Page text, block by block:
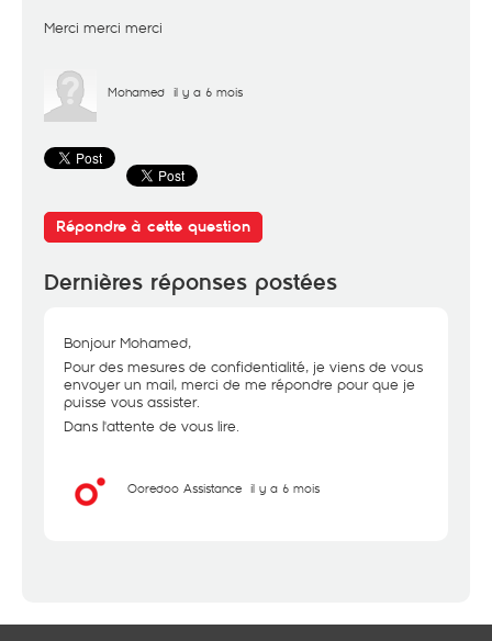
Merci merci merci
Mohamed il y a 6 mois
Répondre à cette question
Dernières réponses postées
Bonjour Mohamed,
Pour des mesures de confidentialité, je viens de vous
envoyer un mail, merci de me répondre pour que je
puisse vous assister.
Dans l'attente de vous lire.
Ooredoo Assistance il y a 6 mois